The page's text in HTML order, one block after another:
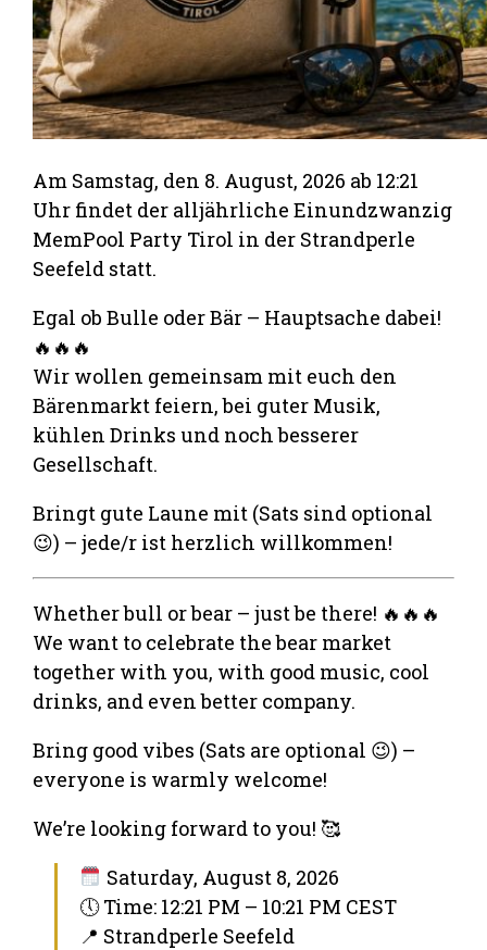
Am Samstag, den 8. August, 2026 ab 12:21
Uhr findet der alljährliche Einundzwanzig
MemPool Party Tirol in der Strandperle
Seefeld statt.
Egal ob Bulle oder Bär – Hauptsache dabei!
🔥🔥🔥
Wir wollen gemeinsam mit euch den
Bärenmarkt feiern, bei guter Musik,
kühlen Drinks und noch besserer
Gesellschaft.
Bringt gute Laune mit (Sats sind optional
😉) – jede/r ist herzlich willkommen!
Whether bull or bear – just be there! 🔥🔥🔥
We want to celebrate the bear market
together with you, with good music, cool
drinks, and even better company.
Bring good vibes (Sats are optional 😉) –
everyone is warmly welcome!
We’re looking forward to you! 🥰
Saturday, August 8, 2026
🕔 Time: 12:21 PM – 10:21 PM CEST
📍 Strandperle Seefeld